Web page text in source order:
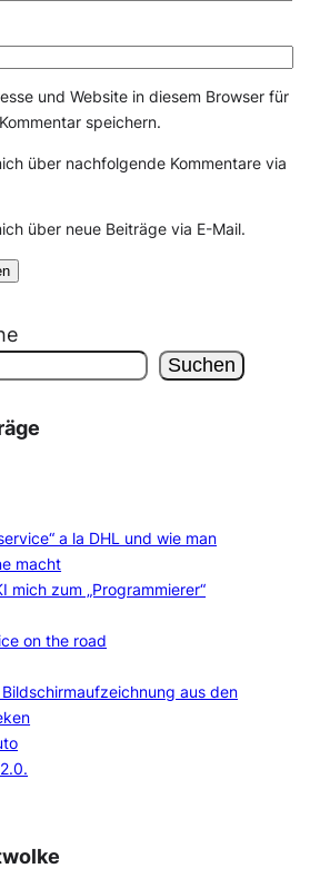
und Website in diesem Browser für
speichern.
über nachfolgende Kommentare via
über neue Beiträge via E-Mail.
Suchen
a la DHL und wie man
macht
mich zum „Programmierer“
on the road
aus den